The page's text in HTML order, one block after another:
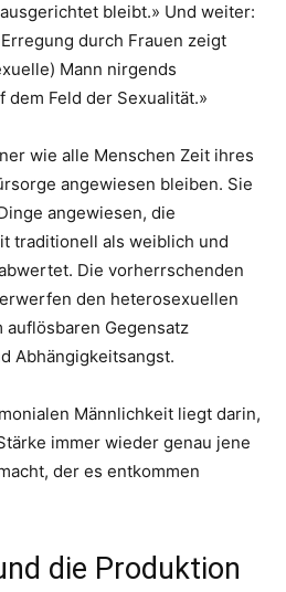
bleibt.» Und weiter:
durch Frauen zeigt
Mann nirgends
Feld der Sexualität.»
wie alle Menschen Zeit ihres
angewiesen bleiben. Sie
angewiesen, die
traditionell als weiblich und
Die vorherrschenden
den heterosexuellen
auflösbaren Gegensatz
Abhängigkeitsangst.
Männlichkeit liegt darin,
immer wieder genau jene
der es entkommen
die Produktion